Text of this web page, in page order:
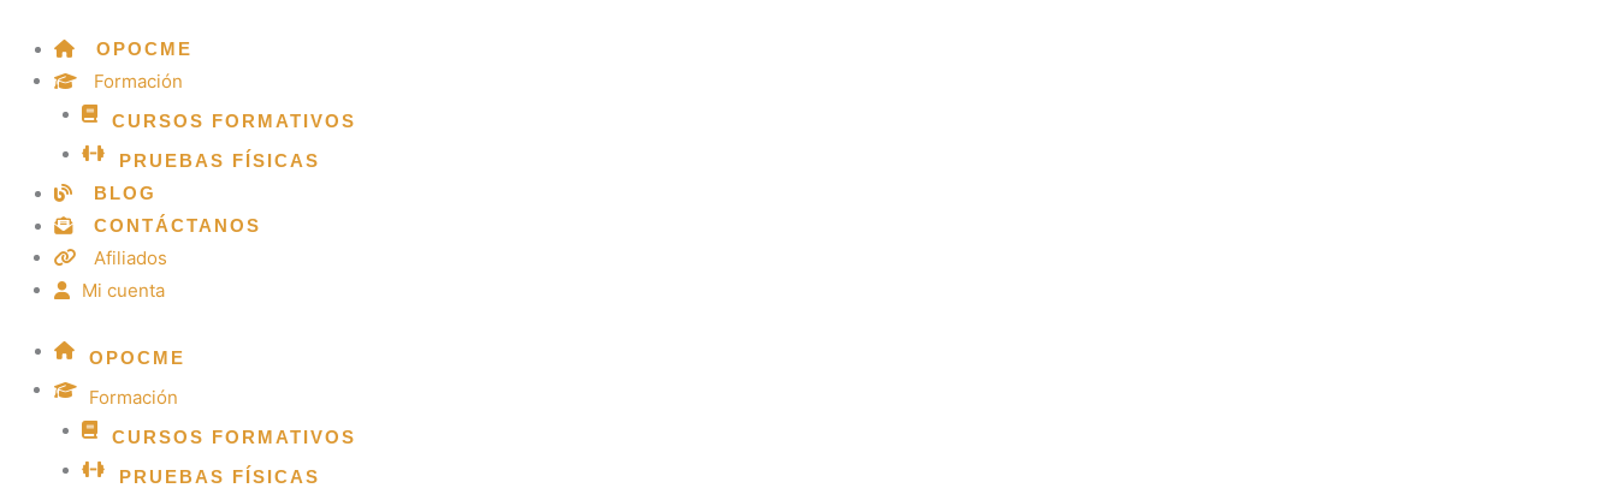
content
OPOCME
Formación
CURSOS FORMATIVOS
PRUEBAS FÍSICAS
BLOG
CONTÁCTANOS
Afiliados
Mi cuenta
OPOCME
Formación
CURSOS FORMATIVOS
PRUEBAS FÍSICAS